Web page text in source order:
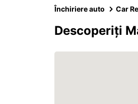
Închiriere auto Car
Descoperiți